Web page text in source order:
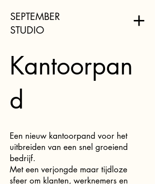
SEPTEMBER
STUDIO
Kantoorpan
d
Een nieuw kantoorpand voor het
uitbreiden van een snel groeiend
bedrijf.
Met een verjongde maar tijdloze
sfeer om klanten, werknemers en